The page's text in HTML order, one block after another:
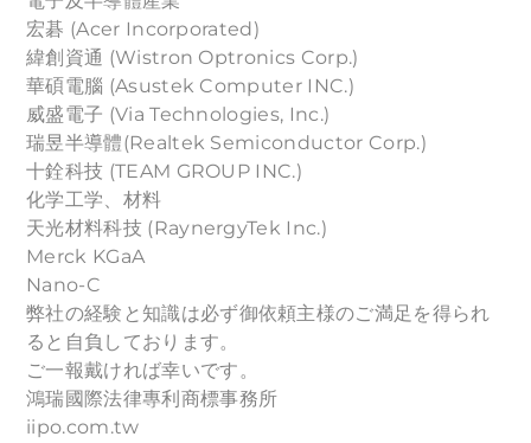
宏碁 (Acer Incorporated)
緯創資通 (Wistron Optronics Corp.)
華碩電腦 (Asustek Computer INC.)
威盛電子 (Via Technologies, Inc.)
瑞昱半導體(Realtek Semiconductor Corp.)
十銓科技 (TEAM GROUP INC.)
化学工学、材料
天光材料科技 (RaynergyTek Inc.)
Merck KGaA
Nano-C
弊社の経験と知識は必ず御依頼主様のご満足を得られ
ると自負しております。
ご一報戴ければ幸いです。
鴻瑞國際法律專利商標事務所
iipo.com.tw